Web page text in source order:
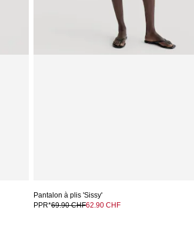
Pantalon à plis 'Sissy'
PPR*69.90 CHF62.90 CHF